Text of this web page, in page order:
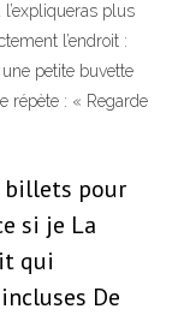
plus
l’endroit :
petite buvette
répète : « Regarde
billets pour
si je La
qui
De